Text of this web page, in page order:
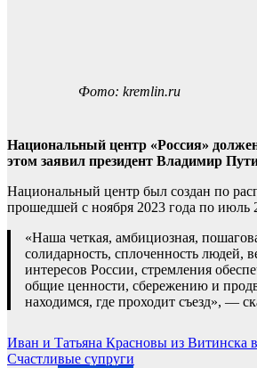
Фото: kremlin.ru
Национальный центр «Россия»
этом заявил президент Владимир
Национальный центр был создан по
прошедшей с ноября 2023 года по
«Наша четкая, амбициозная,
солидарность, сплоченность людей,
интересов России, стремления
общие ценности, сбережению и
находимся, где проходит съезд», —
Навигация
Иван и Татьяна Красновы из Витинска
Счастливые супруги